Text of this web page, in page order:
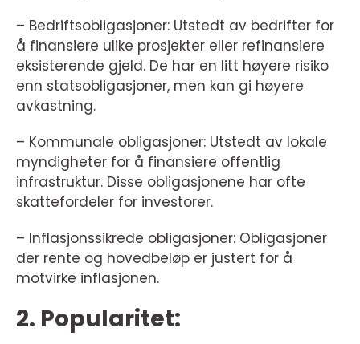
– Bedriftsobligasjoner: Utstedt av bedrifter for
å finansiere ulike prosjekter eller refinansiere
eksisterende gjeld. De har en litt høyere risiko
enn statsobligasjoner, men kan gi høyere
avkastning.
– Kommunale obligasjoner: Utstedt av lokale
myndigheter for å finansiere offentlig
infrastruktur. Disse obligasjonene har ofte
skattefordeler for investorer.
– Inflasjonssikrede obligasjoner: Obligasjoner
der rente og hovedbeløp er justert for å
motvirke inflasjonen.
2. Popularitet: